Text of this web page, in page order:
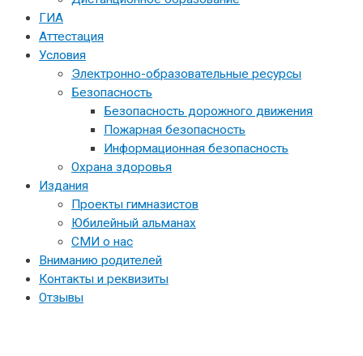
ГИА
Аттестация
Условия
Электронно-образовательные ресурсы
Безопасность
Безопасность дорожного движения
Пожарная безопасность
Информационная безопасность
Охрана здоровья
Издания
Проекты гимназистов
Юбилейный альманах
СМИ о нас
Вниманию родителей
Контакты и реквизиты
Отзывы